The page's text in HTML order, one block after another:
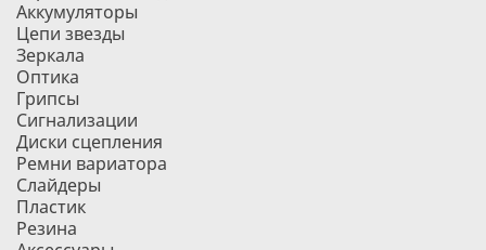
Аккумуляторы
Цепи звезды
Зеркала
Оптика
Грипсы
Сигнализации
Диски сцепления
Ремни вариатора
Слайдеры
Пластик
Резина